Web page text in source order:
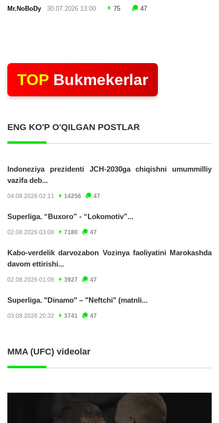
Mr.NoBoDy 30.07.2026 13:00 75 47
TOP Bukmekerlar
ENG KO'P O'QILGAN POSTLAR
Indoneziya prezidenti JCH-2030ga chiqishni umummilliy
vazifa deb...
04.08.2026 02:11 14256 47
Superliga. “Buxoro” - “Lokomotiv”...
02.08.2026 03:08 7180 47
Kabo-verdelik darvozabon Vozinya faoliyatini Marokashda
davom ettirishi...
02.08.2026 01:08 3927 47
Superliga. "Dinamo" – "Neftchi" (matnli...
03.08.2026 20:32 3741 47
MMA (UFC) videolar